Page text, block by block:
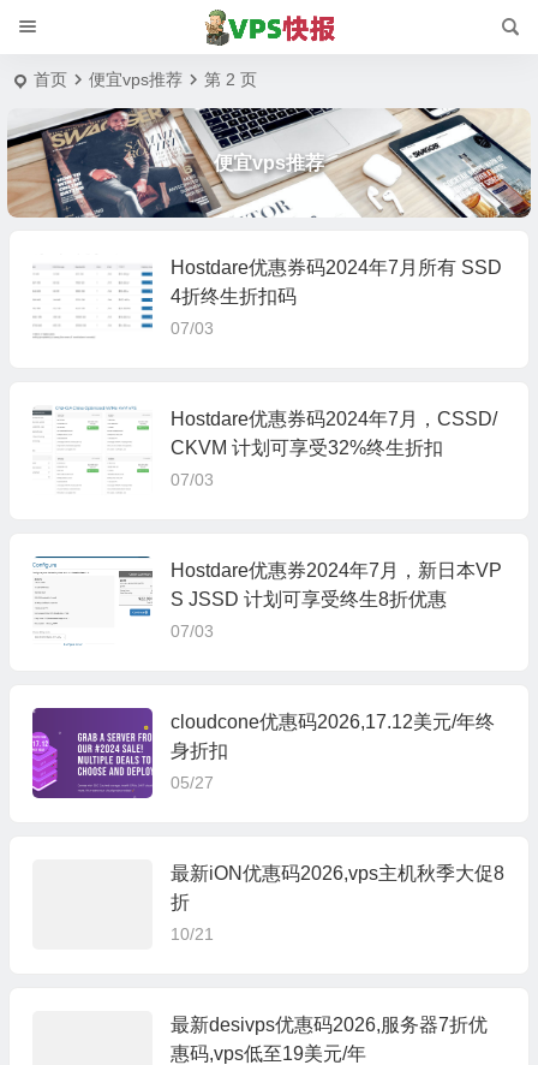
首页 便宜vps推荐 第 2 页
便宜vps推荐
Hostdare优惠券码2024年7月所有 SSD
4折终生折扣码
07/03
Hostdare优惠券码2024年7月，CSSD/
CKVM 计划可享受32%终生折扣
07/03
Hostdare优惠券2024年7月，新日本VP
S JSSD 计划可享受终生8折优惠
07/03
cloudcone优惠码2026,17.12美元/年终
身折扣
05/27
最新iON优惠码2026,vps主机秋季大促8
折
10/21
最新desivps优惠码2026,服务器7折优
惠码,vps低至19美元/年